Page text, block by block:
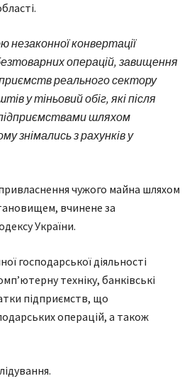
незаконної конвертації
операцій, завищення
реального сектору
у тіньовий обіг, які після
шляхом
знімались з рахунків у
чужого майна шляхом
вчинене за
України.
господарської діяльності
техніку, банківські
підприємств, що
операцій, а також